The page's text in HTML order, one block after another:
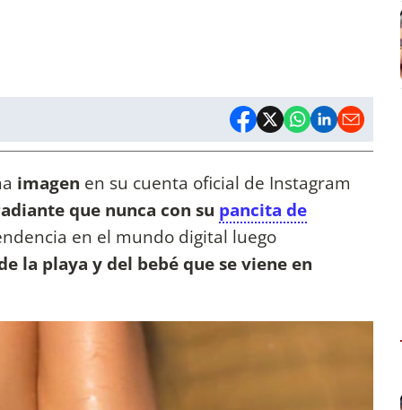
imagen en su cuenta oficial de Instagram
que nunca con su pancita de
en el mundo digital luego
la playa y del bebé que se viene en